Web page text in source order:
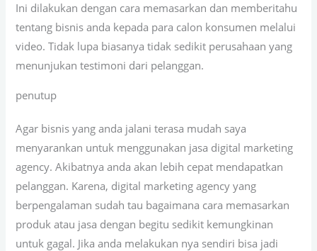
Ini dilakukan dengan cara memasarkan dan memberitahu
tentang bisnis anda kepada para calon konsumen melalui
video. Tidak lupa biasanya tidak sedikit perusahaan yang
menunjukan testimoni dari pelanggan.
penutup
Agar bisnis yang anda jalani terasa mudah saya
menyarankan untuk menggunakan jasa digital marketing
agency. Akibatnya anda akan lebih cepat mendapatkan
pelanggan. Karena, digital marketing agency yang
berpengalaman sudah tau bagaimana cara memasarkan
produk atau jasa dengan begitu sedikit kemungkinan
untuk gagal. Jika anda melakukan nya sendiri bisa jadi